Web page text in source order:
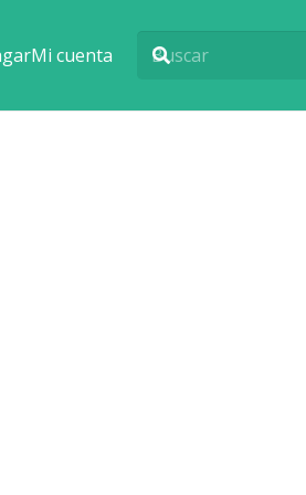
Mi cuenta